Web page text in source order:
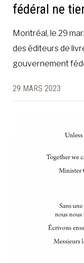
fédéral ne
Montréal, le 29
des éditeurs de
gouvernement
29 MARS 2023